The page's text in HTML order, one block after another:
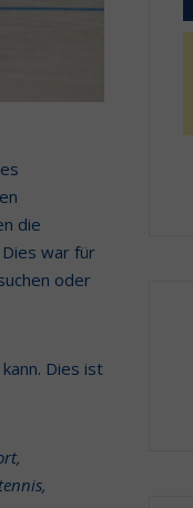
die
war für
oder
Dies ist